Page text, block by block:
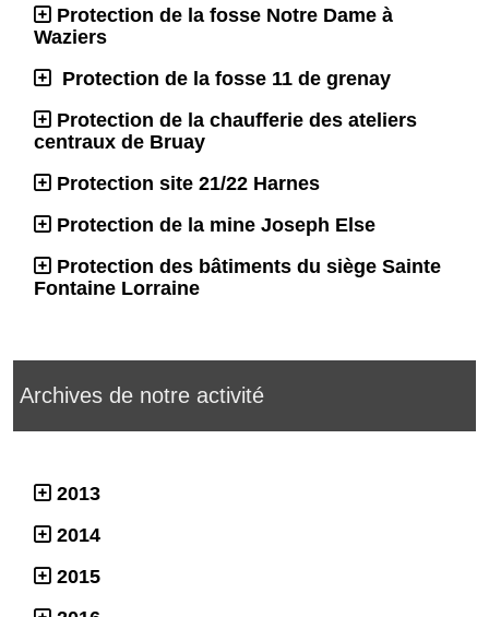
Protection de la fosse Notre Dame à
Waziers
Protection de la fosse 11 de grenay
Protection de la chaufferie des ateliers
centraux de Bruay
Protection site 21/22 Harnes
Protection de la mine Joseph Else
Protection des bâtiments du siège Sainte
Fontaine Lorraine
Archives de notre activité
2013
2014
2015